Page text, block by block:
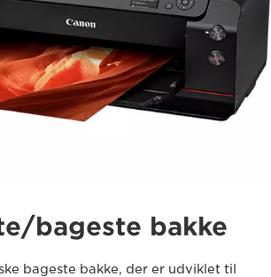
bageste bakke
bageste bakke, der er udviklet til